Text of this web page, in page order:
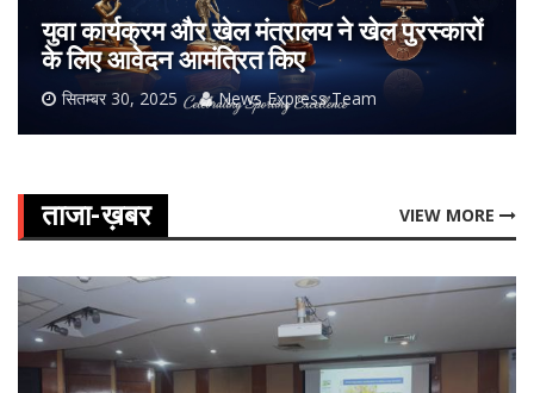
युवा कार्यक्रम और खेल मंत्रालय ने खेल पुरस्कारों
के लिए आवेदन आमंत्रित किए
सितम्बर 30, 2025 News Express Team
ताजा-ख़बर VIEW MORE